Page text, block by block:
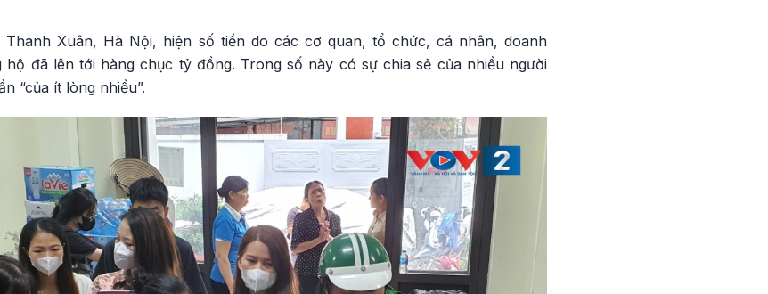
Xuân, Hà Nội, hiện số tiền do các cơ quan, tổ chức, cá nhân, doanh
hộ đã lên tới hàng chục tỷ đồng. Trong số này có sự chia sẻ của nhiều người
“của ít lòng nhiều”.